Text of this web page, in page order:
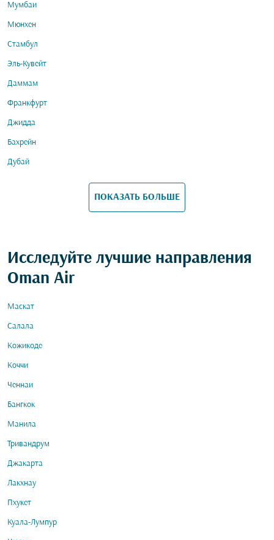
Мумбаи
Мюнхен
Стамбул
Эль-Кувейт
Даммам
Франкфурт
Джидда
Бахрейн
Дубай
ПОКАЗАТЬ БОЛЬШЕ
Исследуйте лучшие направления
Oman Air
Маскат
Салала
Кожикоде
Коччи
Ченнаи
Бангкок
Манила
Тривандрум
Джакарта
Лакхнау
Пхукет
Куала-Лумпур